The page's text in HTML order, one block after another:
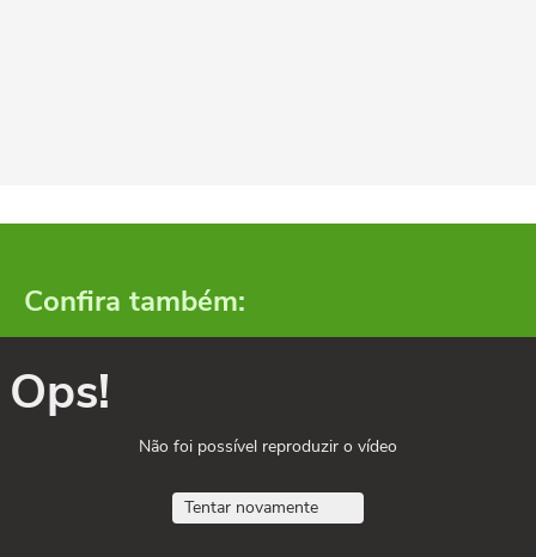
Confira também:
Ops!
Não foi possível reproduzir o vídeo
Tentar novamente